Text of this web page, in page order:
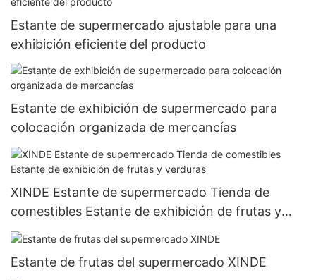
Estante de supermercado ajustable para una
exhibición eficiente del producto
Estante de exhibición de supermercado para
colocación organizada de mercancías
XINDE Estante de supermercado Tienda de
comestibles Estante de exhibición de frutas y
verduras
Estante de frutas del supermercado XINDE